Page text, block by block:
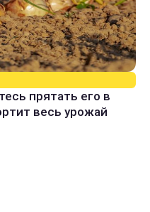
прятать его в
весь урожай